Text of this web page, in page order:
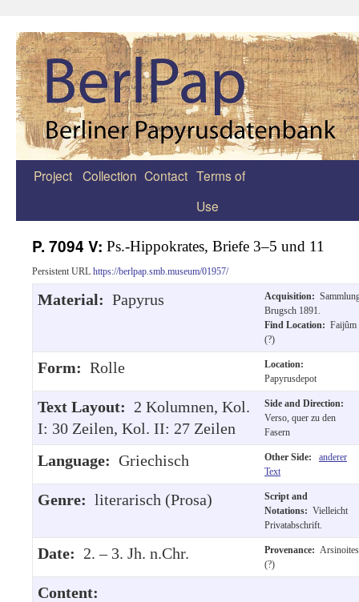
Zum
Project Collection Contact Terms of
Use
P. 7094 V: Ps.-Hippokrates, Briefe 3–5 und 11
Persistent URL https://berlpap.smb.museum/01957/
Material: Papyrus Acquisition:
Brugsch 1891.
Find Location: Faijûm
(?)
Form: Rolle
Location:
Papyrusdepot
Text Layout: 2 Kolumnen, Kol.
I: 30 Zeilen, Kol. II: 27 Zeilen
Side and Direction:
Verso, quer zu den
Fasern
Language: Griechisch Other Side:
anderer
Text
Genre: literarisch (Prosa)
Script and
Notations: Vielleicht
Privatabschrift.
Date: 2. – 3. Jh. n.Chr. Provenance: Arsinoites
(?)
Content: